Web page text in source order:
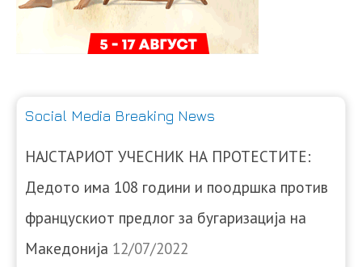
Social Media Breaking News
НАЈСТАРИОТ УЧЕСНИК НА ПРОТЕСТИТЕ:
Дедото има 108 години и поодршка против
францускиот предлог за бугаризација на
Македонија 12/07/2022